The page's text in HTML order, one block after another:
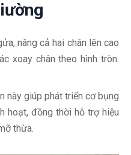
nâng cả hai chân lên cao
xoay chân theo hình tròn.
này giúp phát triển cơ bụng
hoạt, đồng thời hỗ trợ hiệu
thừa.